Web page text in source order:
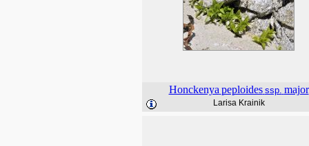
Honckenya peploides ssp. major
Larisa Krainik